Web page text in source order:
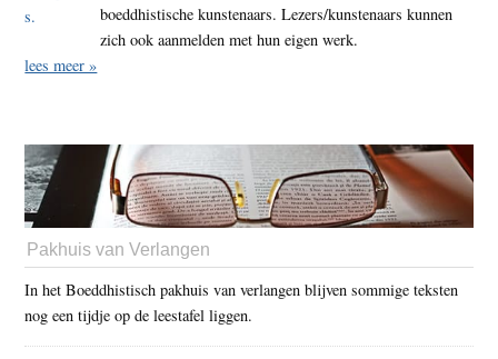
boeddhistische kunstenaars. Lezers/kunstenaars kunnen
zich ook aanmelden met hun eigen werk.
lees meer »
Pakhuis van Verlangen
In het Boeddhistisch pakhuis van verlangen blijven sommige teksten
nog een tijdje op de leestafel liggen.